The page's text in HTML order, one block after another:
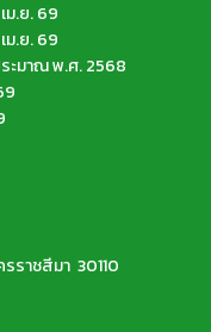
ม.ย. 69
ม.ย. 69
ะมาณ พ.ศ. 2568
ราชสีมา 30110